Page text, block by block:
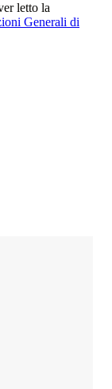
letto la
Generali di